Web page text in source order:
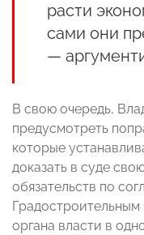
расти
сами они
—
В свою очередь,
предусмотреть
которые
доказать в суде
обязательств по
органа власти в